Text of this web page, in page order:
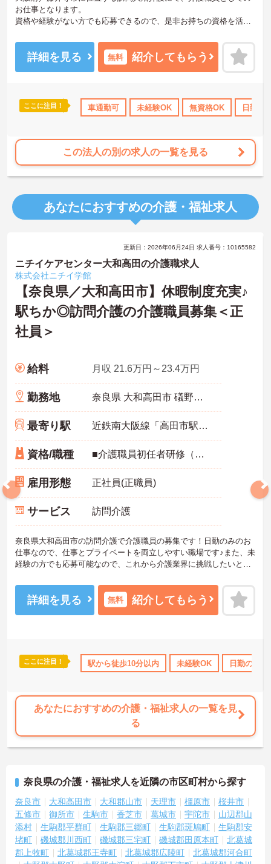
資格取得サポート 産休･育休･介護休暇取得実績あり ボー
お仕事となります。
資格や経験がない方でも応募できるので、是非お持ちの資格を活か
料駐車場を完備しておりますので、通勤の心配はいりません！
ご興味ある方は面接ポイントをお伝えしますので、お気軽にお問い
詳細を見る 無料 紹介してもらう
ここに注目！ 車通勤可 未経験OK 無資格OK 日勤の
この法人の別の求人の一覧を見る
あなたにおすすめの介護・福祉求人
日勤のみ 年間休日110日以上 高収入 社会保険完備
更新日：2026年06月24日 求人番号：10165582
ニチイケアセンター大和高田の介護職求人
株式会社ニチイ学館
【奈良県／大和高田市】休暇制度充実♪
駅ちか◎訪問介護の介護職員募集＜正
社員＞
給料 月収 21.6万円～23.4万円
勤務地 奈良県 大和高田市 礒野東町1-10 上田ビル第1･3F
最寄り駅 近鉄南大阪線「高田市駅」徒歩2分
資格/職種 ■介護職員初任者研修（ヘルパー2級）以上必須 ■経験不問 ■普通自動車運転免許あれば尚可
雇用形態 正社員(正職員)
サービス 訪問介護
奈良県大和高田市の訪問介護で介護職員の募集です！日勤のみのお
仕事なので、仕事とプライベートを両立しやすい職場です♪また、未
経験の方でも応募可能なので、これから介護業界に挑戦したいとい
伝えしますので、お気軽にご連絡ください。
詳細を見る 無料 紹介してもらう
ここに注目！ 駅から徒歩10分以内 未経験OK 日勤のみ
あなたにおすすめの介護・福祉求人の一覧を見
る
奈良県の介護・福祉求人を近隣の市区町村から探す
奈良市 大和高田市 大和郡山市 天理市 橿原市
桜井市
五條市
御所市 生駒市 香芝市 葛城市 宇陀市
山辺郡山
添村
生駒郡平群町 生駒郡三郷町 生駒郡斑鳩町
生駒郡安
堵町
磯城郡川西町 磯城郡三宅町 磯城郡田原本町
北葛城
郡上牧町
北葛城郡王寺町 北葛城郡広陵町
北葛城郡河合町